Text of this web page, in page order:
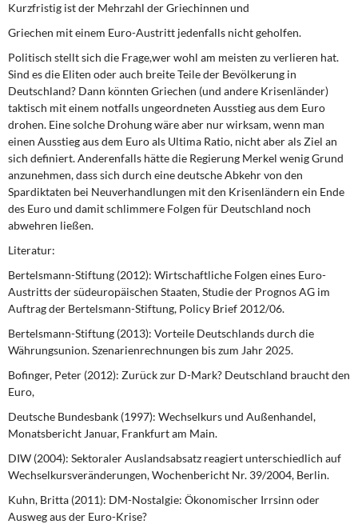
Kurzfristig ist der Mehrzahl der Griechinnen und
Griechen mit einem Euro-Austritt jedenfalls nicht geholfen.
Politisch stellt sich die Frage,wer wohl am meisten zu verlieren hat.
Sind es die Eliten oder auch breite Teile der Bevölkerung in
Deutschland? Dann könnten Griechen (und andere Krisenländer)
taktisch mit einem notfalls ungeordneten Ausstieg aus dem Euro
drohen. Eine solche Drohung wäre aber nur wirksam, wenn man
einen Ausstieg aus dem Euro als Ultima Ratio, nicht aber als Ziel an
sich definiert. Anderenfalls hätte die Regierung Merkel wenig Grund
anzunehmen, dass sich durch eine deutsche Abkehr von den
Spardiktaten bei Neuverhandlungen mit den Krisenländern ein Ende
des Euro und damit schlimmere Folgen für Deutschland noch
abwehren ließen.
Literatur:
Bertelsmann-Stiftung (2012): Wirtschaftliche Folgen eines Euro-
Austritts der südeuropäischen Staaten, Studie der Prognos AG im
Auftrag der Bertelsmann-Stiftung, Policy Brief 2012/06.
Bertelsmann-Stiftung (2013): Vorteile Deutschlands durch die
Währungsunion. Szenarienrechnungen bis zum Jahr 2025.
Bofinger, Peter (2012): Zurück zur D-Mark? Deutschland braucht den
Euro,
Deutsche Bundesbank (1997): Wechselkurs und Außenhandel,
Monatsbericht Januar, Frankfurt am Main.
DIW (2004): Sektoraler Auslandsabsatz reagiert unterschiedlich auf
Wechselkursveränderungen, Wochenbericht Nr. 39/2004, Berlin.
Kuhn, Britta (2011): DM-Nostalgie: Ökonomischer Irrsinn oder
Ausweg aus der Euro-Krise?